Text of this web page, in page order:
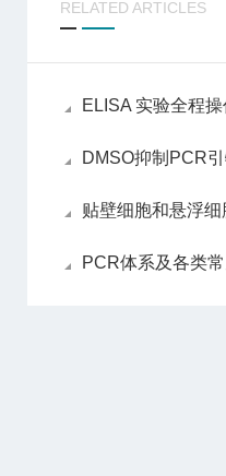
RELATED ARTICLES
ELISA 实验全程
DMSO抑制PCR引物二
贴壁细胞和悬浮细
PCR体系及各类